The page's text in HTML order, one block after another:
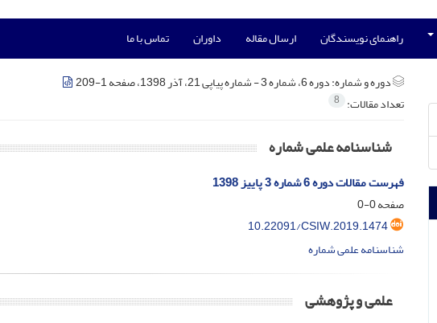
راهنمای نویسندگان ارسال مقاله داوران تماس با ما
دوره و شماره:دوره 6، شماره 3 - شماره پیاپی 21، آذر 1398، صفحه 1-209
تعداد مقالات: 8
شناسنامه علمی شماره
فهرست مقالات دوره 6 شماره 3 پاییز 1398
صفحه0-0
10.22091/CSIW.2019.1474
شناسنامه علمی شماره
علمی و پژوهشی